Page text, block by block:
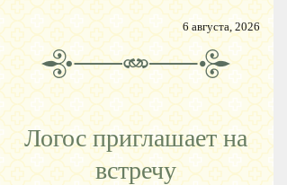
6 августа, 2026
Логос приглашает на
встречу